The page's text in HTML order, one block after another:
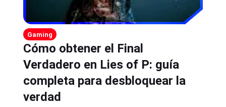
Gaming
Cómo obtener el Final
Verdadero en Lies of P: guía
completa para desbloquear la
verdad